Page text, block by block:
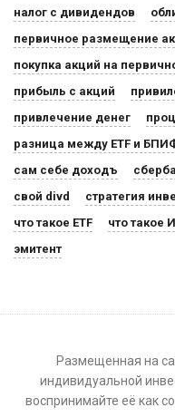
налог с дивидендов
первичное размещение
покупка акций на
прибыль с акций
привлечение денег
разница между ETF и
сам себе доходъ
свой divd
стратегия
что такое ETF
что такое
эмитент
Размещенная на
индивидуальной
воспринимайте её как